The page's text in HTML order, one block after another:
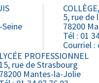
5, rue de
78200
Tél : 01
Courriel :
LYCÉE PROFESSIONNEL
15, rue de Strasbourg
78200 Mantes-la-Jolie